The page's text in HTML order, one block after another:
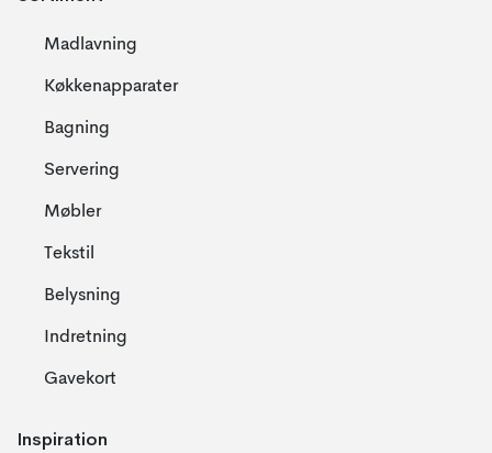
Madlavning
Køkkenapparater
Bagning
Servering
Møbler
Tekstil
Belysning
Indretning
Gavekort
Inspiration